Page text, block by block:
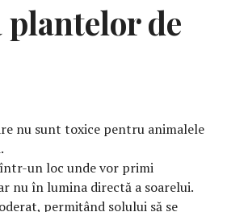
plantelor de
nu sunt toxice pentru animalele
un loc unde vor primi
nu în lumina directă a soarelui.
permițând solului să se